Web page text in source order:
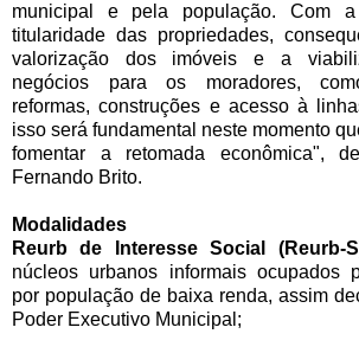
municipal e pela população. Com a
titularidade das propriedades,
valorização dos imóveis e a
negócios para os moradores,
reformas, construções e acesso à
isso será fundamental neste momento
fomentar a retomada econômica",
Fernando Brito.
Modalidades
Reurb de Interesse Social (Reurb-
núcleos urbanos informais ocupados
por população de baixa renda, assim
Poder Executivo Municipal;